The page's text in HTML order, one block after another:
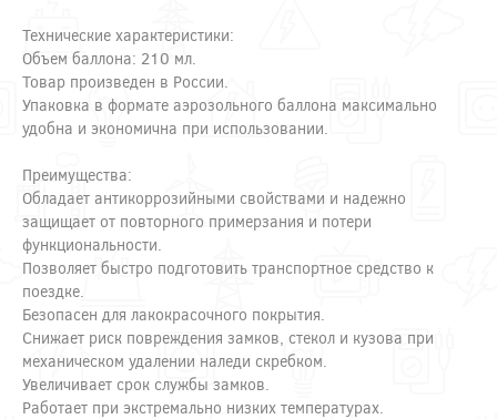
Технические характеристики:
Объем баллона: 210 мл.
Товар произведен в России.
Упаковка в формате аэрозольного баллона максимально
удобна и экономична при использовании.
Преимущества:
Обладает антикоррозийными свойствами и надежно
защищает от повторного примерзания и потери
функциональности.
Позволяет быстро подготовить транспортное средство к
поездке.
Безопасен для лакокрасочного покрытия.
Снижает риск повреждения замков, стекол и кузова при
механическом удалении наледи скребком.
Увеличивает срок службы замков.
Работает при экстремально низких температурах.